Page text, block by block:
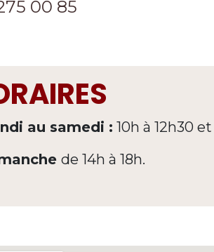
au samedi : 10h à 12h30 et
de 14h à 18h.
00 85